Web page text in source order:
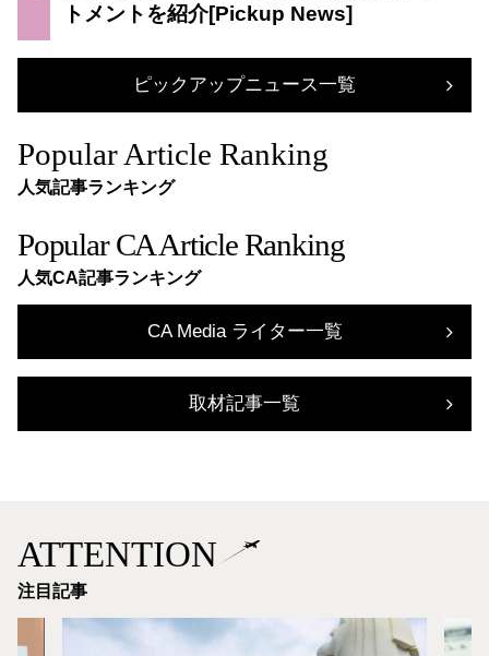
トメントを紹介
ピックアップニュース一覧
Popular Article Ranking
人気記事ランキング
Popular CA Article Ranking
人気CA記事ランキング
CA Media ライター一覧
取材記事一覧
ATTENTION
注目記事